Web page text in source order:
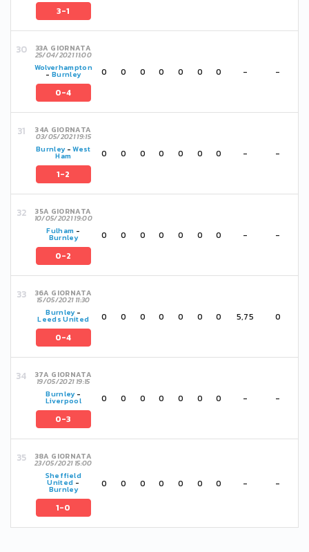
3-1
33A GIORNATA
25/04/2021 11:00
Wolverhampton
- Burnley
0-4
0 0 0 0 0 0 0 - -
34A GIORNATA
03/05/2021 19:15
Burnley-West
Ham
1-2
0 0 0 0 0 0 0 - -
35A GIORNATA
10/05/2021 19:00
Fulham -
Burnley
0-2
0 0 0 0 0 0 0 - -
36A GIORNATA
15/05/2021 11:30
Burnley-
Leeds United
0-4
0 0 0 0 0 0 0 5,75 0
37A GIORNATA
19/05/2021 19:15
Burnley-
Liverpool
0-3
0 0 0 0 0 0 0 - -
38A GIORNATA
23/05/2021 15:00
Sheffield
United -
Burnley
1-0
0 0 0 0 0 0 0 - -